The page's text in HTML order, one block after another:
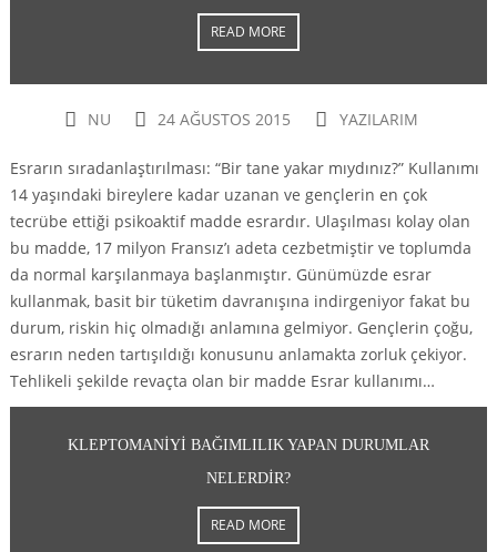
READ MORE
NU 24 AĞUSTOS 2015 YAZILARIM
Esrarın sıradanlaştırılması: “Bir tane yakar mıydınız?” Kullanımı
14 yaşındaki bireylere kadar uzanan ve gençlerin en çok
tecrübe ettiği psikoaktif madde esrardır. Ulaşılması kolay olan
bu madde, 17 milyon Fransız’ı adeta cezbetmiştir ve toplumda
da normal karşılanmaya başlanmıştır. Günümüzde esrar
kullanmak, basit bir tüketim davranışına indirgeniyor fakat bu
durum, riskin hiç olmadığı anlamına gelmiyor. Gençlerin çoğu,
esrarın neden tartışıldığı konusunu anlamakta zorluk çekiyor.
Tehlikeli şekilde revaçta olan bir madde Esrar kullanımı…
KLEPTOMANIYI BAĞIMLILIK YAPAN DURUMLAR
NELERDIR?
READ MORE